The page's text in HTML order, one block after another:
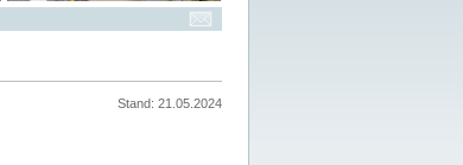
Stand: 21.05.2024